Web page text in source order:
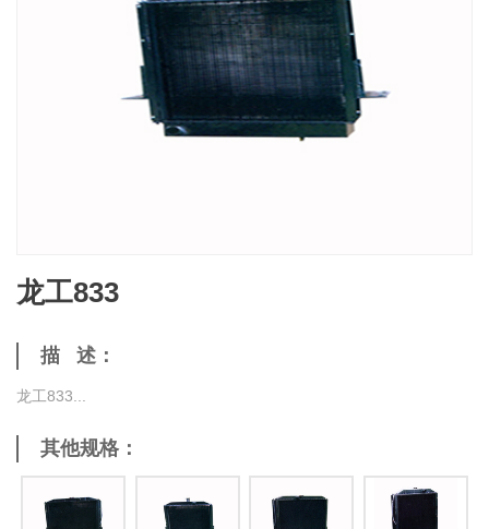
龙工833
描 述：
龙工833...
其他规格：